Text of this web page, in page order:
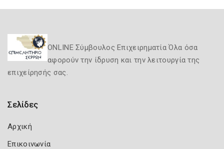
ONLINE Σύμβουλος Επιχειρηματία Όλα όσα
αφορούν την ίδρυση και την λειτουργία της
επιχείρησής σας.
Σελίδες
Αρχική
Επικοινωνία